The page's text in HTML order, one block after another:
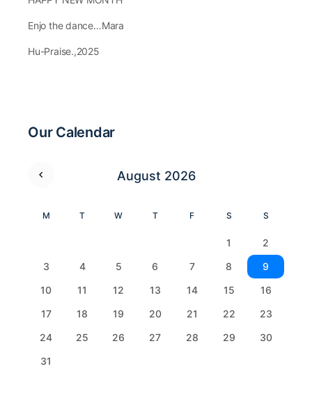
Enjo the dance…Mara
Hu-Praise.,2025
Our Calendar
August 2026
M T W T F S S
1
2
3
4 5 6 7 8
9
10
11 12 13 14 15
16
17
18 19 20 21 22
23
24
25 26 27 28 29
30
31